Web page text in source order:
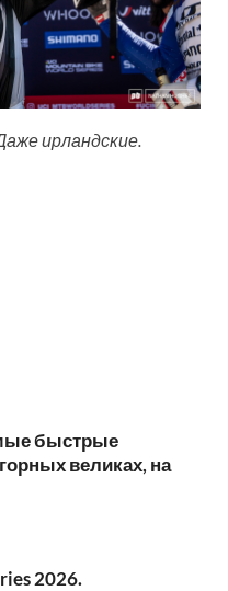
ирландские.
быстрые
великах, на
2026.